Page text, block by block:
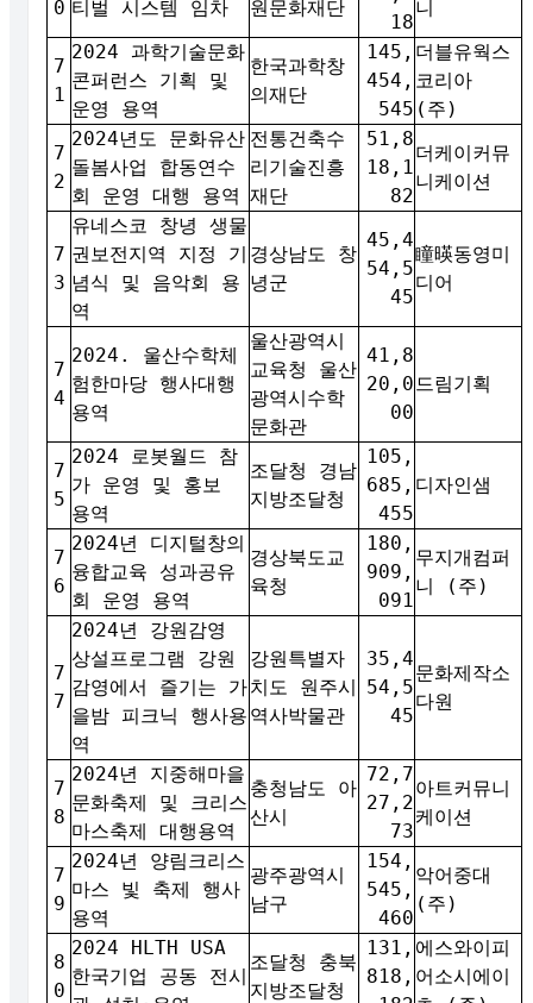
0 티벌 시스템 임차 원문화재단
18
니
7
1
2024 과학기술문화
콘퍼런스 기획 및
운영 용역
한국과학창
의재단
145,
454,
545
더블유웍스
코리아
(주)
7
2
2024년도 문화유산
돌봄사업 합동연수
회 운영 대행 용역
전통건축수
리기술진흥
재단
51,8
18,1
82
더케이커뮤
니케이션
7
3
유네스코 창녕 생물
권보전지역 지정 기
념식 및 음악회 용
역
경상남도 창
녕군
45,4
54,5
45
瞳暎동영미
디어
7
4
2024. 울산수학체
험한마당 행사대행
용역
울산광역시
교육청 울산
광역시수학
문화관
41,8
20,0
00
드림기획
7
5
2024 로봇월드 참
가 운영 및 홍보
용역
조달청 경남
지방조달청
105,
685,
455
디자인샘
7
6
2024년 디지털창의
융합교육 성과공유
회 운영 용역
경상북도교
육청
180,
909,
091
무지개컴퍼
니 (주)
7
7
2024년 강원감영
상설프로그램 강원
감영에서 즐기는 가
을밤 피크닉 행사용
역
강원특별자
치도 원주시
역사박물관
35,4
54,5
45
문화제작소
다원
7
8
2024년 지중해마을
문화축제 및 크리스
마스축제 대행용역
충청남도 아
산시
72,7
27,2
73
아트커뮤니
케이션
7
9
2024년 양림크리스
마스 빛 축제 행사
용역
광주광역시
남구
154,
545,
460
악어중대
(주)
8
0
2024 HLTH USA
한국기업 공동 전시
조달청 충북
지방조달청
131,
818,
에스와이피
어소시에이